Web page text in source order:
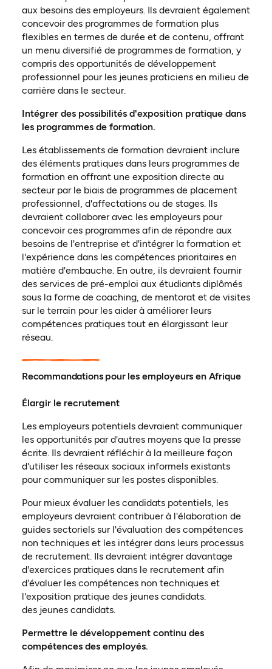
aux besoins des employeurs. Ils devraient également
concevoir des programmes de formation plus
flexibles en termes de durée et de contenu, offrant
un menu diversifié de programmes de formation, y
compris des opportunités de développement
professionnel pour les jeunes praticiens en milieu de
carrière dans le secteur.
Intégrer des possibilités d'exposition pratique dans
les programmes de formation.
Les établissements de formation devraient inclure
des éléments pratiques dans leurs programmes de
formation en offrant une exposition directe au
secteur par le biais de programmes de placement
professionnel, d'affectations ou de stages. Ils
devraient collaborer avec les employeurs pour
concevoir ces programmes afin de répondre aux
besoins de l'entreprise et d'intégrer la formation et
l'expérience dans les compétences prioritaires en
matière d'embauche. En outre, ils devraient fournir
des services de pré-emploi aux étudiants diplômés
sous la forme de coaching, de mentorat et de visites
sur le terrain pour les aider à améliorer leurs
compétences pratiques tout en élargissant leur
réseau.
Recommandations pour les employeurs en Afrique
Élargir le recrutement
Les employeurs potentiels devraient communiquer
les opportunités par d'autres moyens que la presse
écrite. Ils devraient réfléchir à la meilleure façon
d'utiliser les réseaux sociaux informels existants
pour communiquer sur les postes disponibles.
Pour mieux évaluer les candidats potentiels, les
employeurs devraient contribuer à l'élaboration de
guides sectoriels sur l'évaluation des compétences
non techniques et les intégrer dans leurs processus
de recrutement. Ils devraient intégrer davantage
d'exercices pratiques dans le recrutement afin
d'évaluer les compétences non techniques et
l'exposition pratique des jeunes candidats.
des jeunes candidats.
Permettre le développement continu des
compétences des employés.